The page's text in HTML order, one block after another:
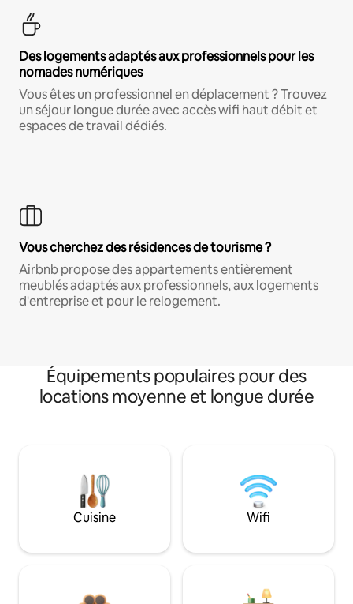
Des logements adaptés aux professionnels pour les
nomades numériques
Vous êtes un professionnel en déplacement ? Trouvez
un séjour longue durée avec accès wifi haut débit et
espaces de travail dédiés.
Vous cherchez des résidences de tourisme ?
Airbnb propose des appartements entièrement
meublés adaptés aux professionnels, aux logements
d'entreprise et pour le relogement.
Équipements populaires pour des
locations moyenne et longue durée
Cuisine Wifi